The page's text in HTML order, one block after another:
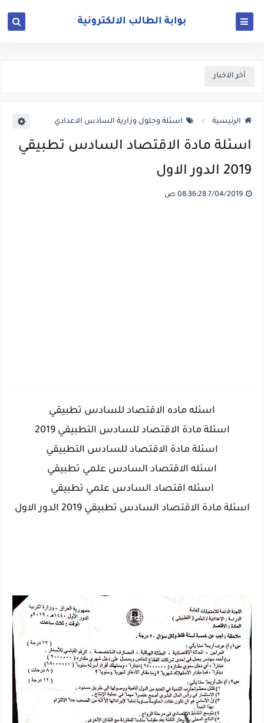
أخر الاخبار
الرئيسية اسئلة وحلول وزارية السادس الاعدادي
اسئلة مادة الاقتصاد السادس تطبيقي
2019 الدور الاول
اسئله ماده الاقتصاد للسادس تطبيقي
اسئلة مادة الاقتصاد للسادس التطبيقي 2019
اسئلة مادة الاقتصاد للسادس التطبيقي
اسئله الاقتصاد السادس علمي تطبيقي
اسئله اقتصاد السادس علمي تطبيقي
اسئلة مادة الاقتصاد السادس تطبيقي 2019 الدور الاول